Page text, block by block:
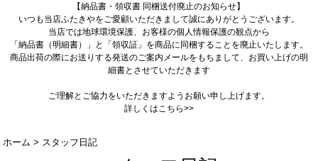
【納品書・領収書 同梱送付廃止のお知らせ】
いつも当店ふたきやをご愛顧いただきまして誠にありがとうございます。
当店では地球環境保護、お客様の個人情報保護の観点から
「納品書（明細書）」と「領収証」を商品に同梱することを廃止いたします。
商品出荷の際にお送りする発送のご案内メールをもちまして、お買い上げの明
細書とさせていただきます
ご理解とご協力をいただきますようお願い申し上げます。
詳しくはこちら>>
ホーム > スタッフ日記